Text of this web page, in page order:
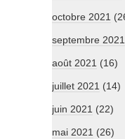
octobre 2021
septembre 2021
août 2021 (16)
juillet 2021 (14)
juin 2021 (22)
mai 2021 (26)